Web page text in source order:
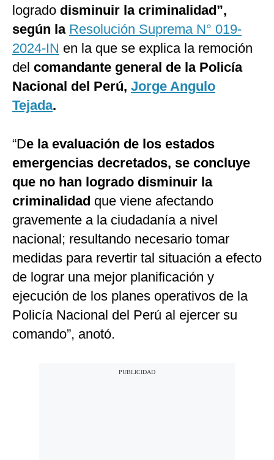
logrado disminuir la criminalidad”,
según la Resolución Suprema N° 019-
2024-IN en la que se explica la remoción
del comandante general de la Policía
Nacional del Perú, Jorge Angulo
Tejada.
“De la evaluación de los estados
emergencias decretados, se concluye
que no han logrado disminuir la
criminalidad que viene afectando
gravemente a la ciudadanía a nivel
nacional; resultando necesario tomar
medidas para revertir tal situación a efecto
de lograr una mejor planificación y
ejecución de los planes operativos de la
Policía Nacional del Perú al ejercer su
comando”, anotó.